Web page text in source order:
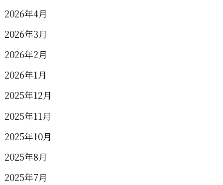
2026年4月
2026年3月
2026年2月
2026年1月
2025年12月
2025年11月
2025年10月
2025年8月
2025年7月